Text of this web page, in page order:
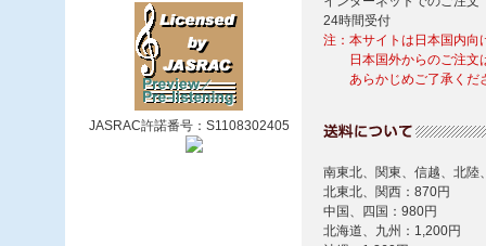
JASRAC許諾番号：S1108302405